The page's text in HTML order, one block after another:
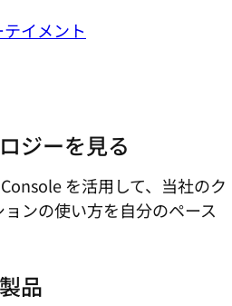
イメント
ジーを見る
を活用して、当社のク
ンの使い方を自分のペース
品